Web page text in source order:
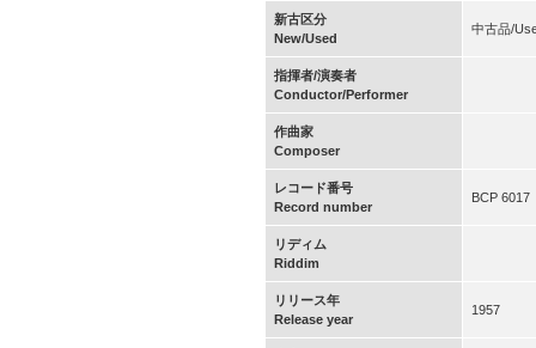
新古区分
New/Used
中古品/
指揮者/演奏者
Conductor/Performer
作曲家
Composer
レコード番号
Record number
BCP 6017
リディム
Riddim
リリース年
Release year
1957